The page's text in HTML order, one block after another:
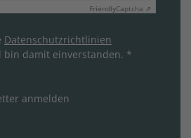
FriendlyCaptcha ⇗
Datenschutzrichtlinien
bin damit einverstanden. *
anmelden